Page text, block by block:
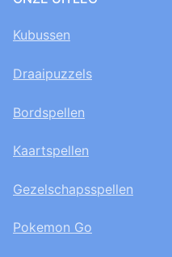
Kubussen
Draaipuzzels
Bordspellen
Kaartspellen
Gezelschapsspellen
Pokemon Go